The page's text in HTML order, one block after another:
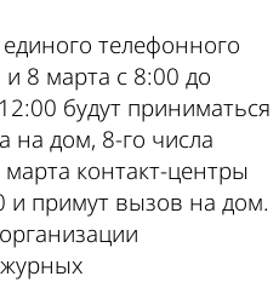
телефонного
8 марта с 8:00 до
будут приниматься
на дом, 8-го числа
марта контакт-центры
и примут вызов на дом.